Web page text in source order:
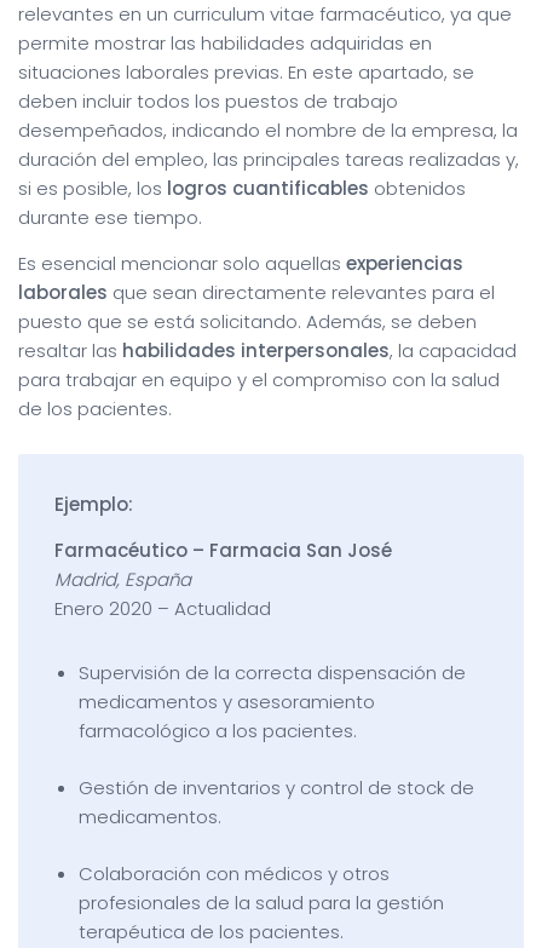
relevantes en un curriculum vitae farmacéutico, ya que
permite mostrar las habilidades adquiridas en
situaciones laborales previas. En este apartado, se
deben incluir todos los puestos de trabajo
desempeñados, indicando el nombre de la empresa, la
duración del empleo, las principales tareas realizadas y,
si es posible, los logros cuantificables obtenidos
durante ese tiempo.
Es esencial mencionar solo aquellas experiencias
laborales que sean directamente relevantes para el
puesto que se está solicitando. Además, se deben
resaltar las habilidades interpersonales, la capacidad
para trabajar en equipo y el compromiso con la salud
de los pacientes.
Ejemplo:
Farmacéutico – Farmacia San José
Madrid, España
Enero 2020 – Actualidad
Supervisión de la correcta dispensación de
medicamentos y asesoramiento
farmacológico a los pacientes.
Gestión de inventarios y control de stock de
medicamentos.
Colaboración con médicos y otros
profesionales de la salud para la gestión
terapéutica de los pacientes.